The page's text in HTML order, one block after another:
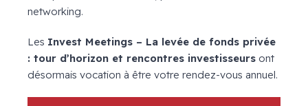
networking.
Les Invest Meetings – La levée de fonds privée
: tour d’horizon et rencontres investisseurs ont
désormais vocation à être votre rendez-vous annuel.